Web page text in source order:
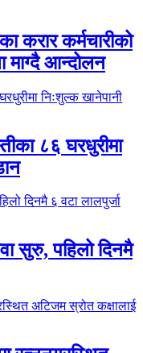
करार कर्मचारीको
माग्दै आन्दोलन
८६ घरधुरीमा
सुरु, पहिलो दिनमै